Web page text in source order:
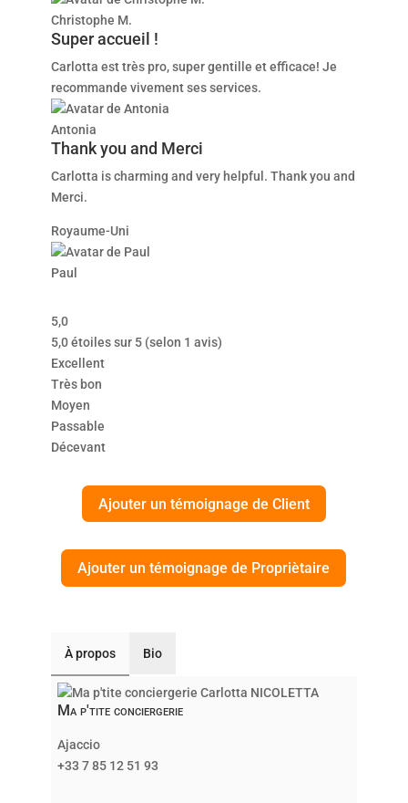
Christophe M.
Super accueil !
Carlotta est très pro, super gentille et efficace! Je
recommande vivement ses services.
Antonia
Thank you and Merci
Carlotta is charming and very helpful. Thank you and
Merci.
Royaume-Uni
Paul
5,0
5,0 étoiles sur 5 (selon 1 avis)
Excellent
Très bon
Moyen
Passable
Décevant
Ajouter un témoignage de Client
Ajouter un témoignage de Propriètaire
À propos Bio
Ma p'tite conciergerie
Ajaccio
+33 7 85 12 51 93